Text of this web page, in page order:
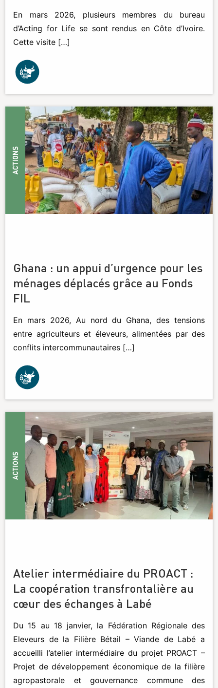
En mars 2026, plusieurs membres du bureau
d’Acting for Life se sont rendus en Côte d’Ivoire.
Cette visite […]
ACTIONS
Ghana : un appui d’urgence pour les
ménages déplacés grâce au Fonds
FIL
En mars 2026, Au nord du Ghana, des tensions
entre agriculteurs et éleveurs, alimentées par des
conflits intercommunautaires […]
ACTIONS
Atelier intermédiaire du PROACT :
La coopération transfrontalière au
cœur des échanges à Labé
Du 15 au 18 janvier, la Fédération Régionale des
Eleveurs de la Filière Bétail – Viande de Labé a
accueilli l’atelier intermédiaire du projet PROACT –
Projet de développement économique de la filière
agropastorale et gouvernance commune des